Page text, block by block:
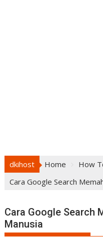
dkihost Home
How
Cara Google Search
Cara Google Search
Manusia